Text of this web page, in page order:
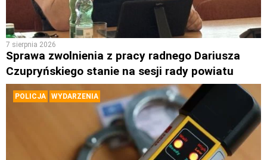
7 sierpnia 2026
Sprawa zwolnienia z pracy radnego Dariusza
Czupryńskiego stanie na sesji rady powiatu
POLICJA WYDARZENIA